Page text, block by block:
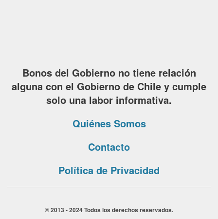
Bonos del Gobierno no tiene relación
alguna con el Gobierno de Chile y cumple
solo una labor informativa.
Quiénes Somos
Contacto
Política de Privacidad
© 2013 - 2024 Todos los derechos reservados.